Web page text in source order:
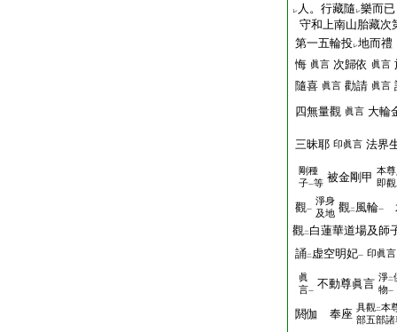
レ 人。行藏隨 レ樂而已
守和上南山胎藏次
第一五輪投レ地而
悔 眞言 次歸依 眞言
隨喜 眞言 勸請 眞言
四無量觀 眞言 大輪
三昧耶 印眞言 法界
剛種
子一等 被金剛甲 本
即觀
觀一
淨身
及地 觀二 風輪一
觀二 白蓮華道場及師
誦二 虚空明妃一 印眞言
眞
言一
不動尊眞言 淨二
物一
閼伽 奉座 具觀 二本
部五部